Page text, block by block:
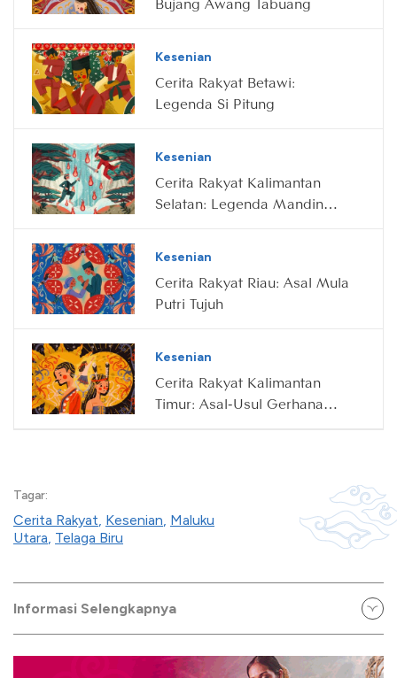
Bujang Awang Tabuang
Kesenian
Cerita Rakyat Betawi:
Legenda Si Pitung
Kesenian
Cerita Rakyat Kalimantan
Selatan: Legenda Mandin
Kesenian
Cerita Rakyat Riau: Asal Mula
Putri Tujuh
Kesenian
Cerita Rakyat Kalimantan
Timur: Asal-Usul Gerhana
Tagar:
Cerita Rakyat, Kesenian, Maluku
Utara, Telaga Biru
Informasi Selengkapnya